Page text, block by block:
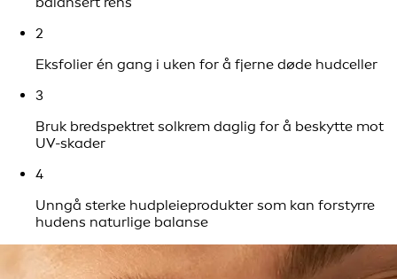
2
Eksfolier én gang i uken for å fjerne døde hudceller
3
Bruk bredspektret solkrem daglig for å beskytte mot
UV-skader
4
Unngå sterke hudpleieprodukter som kan forstyrre
hudens naturlige balanse